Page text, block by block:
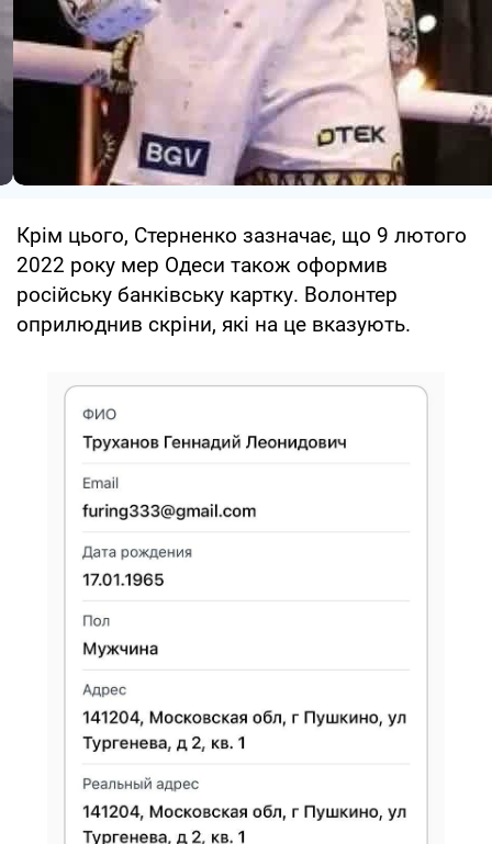
Крім цього, Стерненко зазначає, що 9 лютого
2022 року мер Одеси також оформив
російську банківську картку. Волонтер
оприлюднив скріни, які на це вказують.